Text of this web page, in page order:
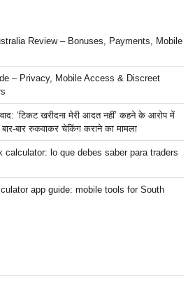
Review – Bonuses, Payments, Mobile
– Privacy, Mobile Access & Discreet
‘टिकट खरीदना मेरी आदत नहीं’ कहने के आरोप में
बार-बार रुकवाकर चेकिंग कराने का मामला
calculator: lo que debes saber para traders
app guide: mobile tools for South